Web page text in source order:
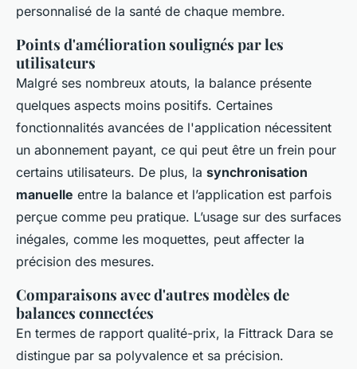
personnalisé de la santé de chaque membre.
Points d'amélioration soulignés par les
utilisateurs
Malgré ses nombreux atouts, la balance présente
quelques aspects moins positifs. Certaines
fonctionnalités avancées de l'application nécessitent
un abonnement payant, ce qui peut être un frein pour
certains utilisateurs. De plus, la synchronisation
manuelle entre la balance et l’application est parfois
perçue comme peu pratique. L’usage sur des surfaces
inégales, comme les moquettes, peut affecter la
précision des mesures.
Comparaisons avec d'autres modèles de
balances connectées
En termes de rapport qualité-prix, la Fittrack Dara se
distingue par sa polyvalence et sa précision.